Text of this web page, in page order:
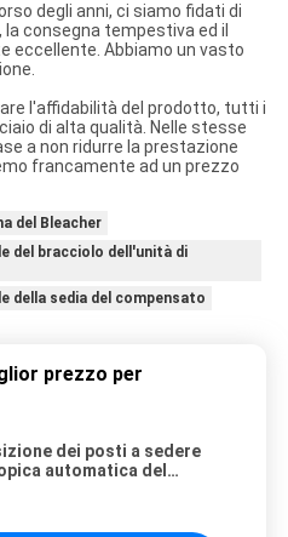
degli anni, ci siamo fidati di
consegna tempestiva ed il
eccellente. Abbiamo un vasto
l'affidabilità del prodotto, tutti i
di alta qualità. Nelle stesse
a non ridurre la prestazione
francamente ad un prezzo
del Bleacher
del bracciolo dell'unità di
della sedia del compensato
prezzo per
dei posti a sedere
automatica del